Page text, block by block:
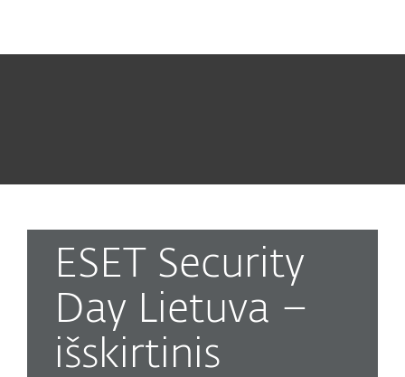
ESET Security
Day Lietuva –
išskirtinis